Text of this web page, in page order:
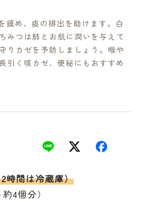
鎮め、痰の排出を助けます。白
みつは肺とお肌に潤いを与えて
りカゼを予防しましょう。喉や
引く咳カゼ、便秘にもおすすめ
時間は冷蔵庫）
4個分）